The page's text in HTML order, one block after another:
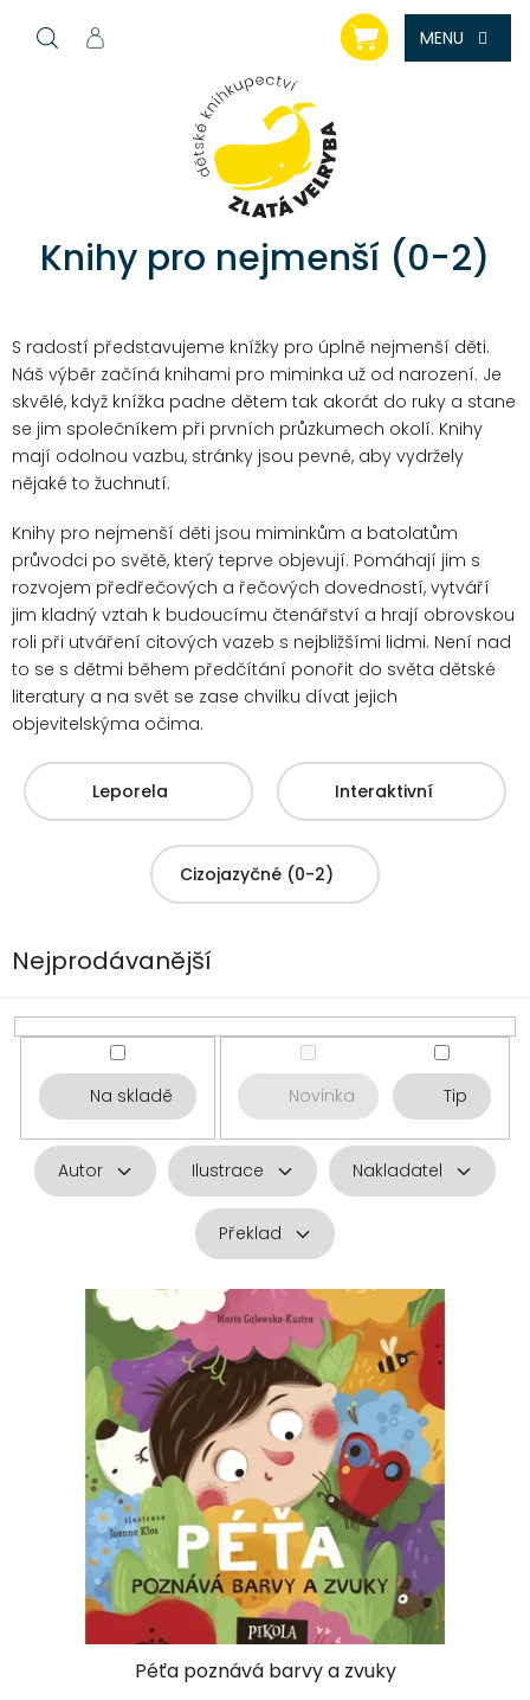
NÁKUPNÍ
KOŠÍK
Knihy pro nejmenší (0-2)
S radostí představujeme knížky pro úplně nejmenší děti.
Náš výběr začíná knihami pro miminka už od narození. Je
skvělé, když knížka padne dětem tak akorát do ruky a stane
se jim společníkem při prvních průzkumech okolí. Knihy
mají odolnou vazbu, stránky jsou pevné, aby vydržely
nějaké to žuchnutí.
Knihy pro nejmenší děti jsou miminkům a batolatům
průvodci po světě, který teprve objevují. Pomáhají jim s
rozvojem předřečových a řečových dovedností, vytváří
jim kladný vztah k budoucímu čtenářství a hrají obrovskou
roli při utváření citových vazeb s nejbližšími lidmi. Není nad
to se s dětmi během předčítání ponořit do světa dětské
literatury a na svět se zase chvilku dívat jejich
objevitelskýma očima.
Leporela Interaktivní
Cizojazyčné (0-2)
Nejprodávanější
Na skladě Novinka Tip
Autor Ilustrace Nakladatel
Překlad
Péťa poznává barvy a zvuky